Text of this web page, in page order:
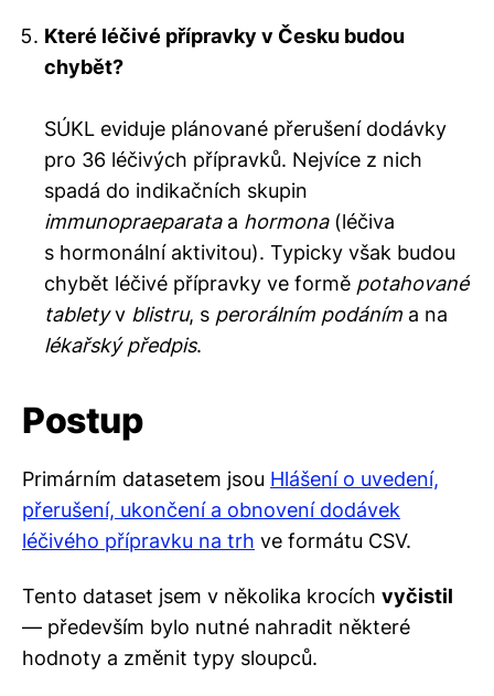
Které léčivé přípravky v Česku budou
chybět?
SÚKL eviduje plánované přerušení dodávky
pro 36 léčivých přípravků. Nejvíce z nich
spadá do indikačních skupin
immunopraeparataa hormona(léčiva
s hormonální aktivitou). Typicky však budou
chybět léčivé přípravky ve formě potahované
tabletyv blistru, s perorálním podáním a na
lékařský předpis.
Postup
Primárním datasetem jsou Hlášení o uvedení,
přerušení, ukončení a obnovení dodávek
léčivého přípravku na trh ve formátu CSV.
Tento dataset jsem v několika krocích vyčistil
— především bylo nutné nahradit některé
hodnoty a změnit typy sloupců.